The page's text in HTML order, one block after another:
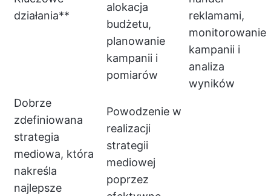
działania**
alokacja
budżetu,
planowanie
kampanii i
pomiarów
reklamami,
monitorowanie
kampanii i
analiza
wyników
Dobrze
zdefiniowana
strategia
mediowa, która
nakreśla
najlepsze
Powodzenie w
realizacji
strategii
mediowej
poprzez